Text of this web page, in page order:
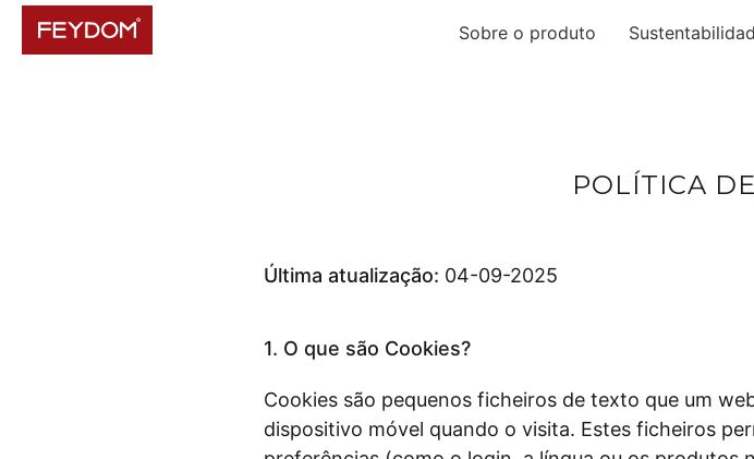
Sobre o produto
POLÍTICA
Última atualização: 04-09-2025
1. O que são Cookies?
Cookies são pequenos ficheiros de texto que um
dispositivo móvel quando o visita. Estes ficheiros